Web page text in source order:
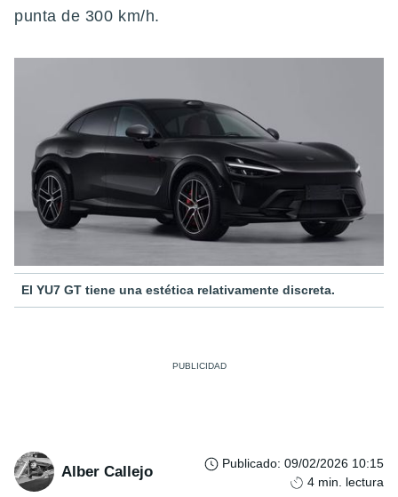
punta de 300 km/h.
El YU7 GT tiene una estética relativamente discreta.
Alber Callejo Publicado: 09/02/2026 10:15
4 min. lectura